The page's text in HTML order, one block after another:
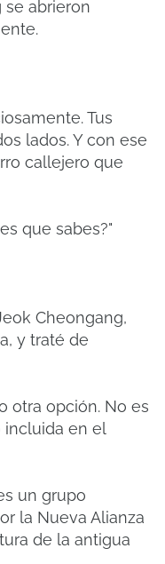
se abrieron
Tus
lados. Y con ese
callejero que
que sabes?"
Cheongang,
y traté de
otra opción. No es
incluida en el
un grupo
la Nueva Alianza
de la antigua